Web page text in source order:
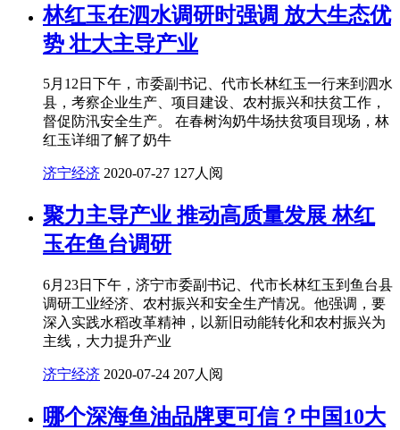
林红玉在泗水调研时强调 放大生态优
势 壮大主导产业
5月12日下午，市委副书记、代市长林红玉一行来到泗水
县，考察企业生产、项目建设、农村振兴和扶贫工作，
督促防汛安全生产。 在春树沟奶牛场扶贫项目现场，林
红玉详细了解了奶牛
济宁经济 2020-07-27 127人阅
聚力主导产业 推动高质量发展 林红
玉在鱼台调研
6月23日下午，济宁市委副书记、代市长林红玉到鱼台县
调研工业经济、农村振兴和安全生产情况。他强调，要
深入实践水稻改革精神，以新旧动能转化和农村振兴为
主线，大力提升产业
济宁经济 2020-07-24 207人阅
哪个深海鱼油品牌更可信？中国10大